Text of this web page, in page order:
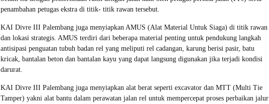
penambahan petugas ekstra di titik- titik rawan tersebut.
KAI Divre III Palembang juga menyiapkan AMUS (Alat Material Untuk Siaga) di titik rawan
dan lokasi strategis. AMUS terdiri dari beberapa material penting untuk pendukung langkah
antisipasi penguatan tubuh badan rel yang meliputi rel cadangan, karung berisi pasir, batu
kricak, bantalan beton dan bantalan kayu yang dapat langsung digunakan jika terjadi kondisi
darurat.
KAI Divre III Palembang juga menyiapkan alat berat seperti excavator dan MTT (Multi Tie
Tamper) yakni alat bantu dalam perawatan jalan rel untuk mempercepat proses perbaikan jalur